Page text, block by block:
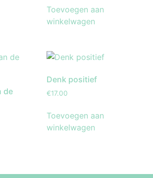
Toevoegen aan
winkelwagen
de
Denk positief
€17.00
Toevoegen aan
winkelwagen